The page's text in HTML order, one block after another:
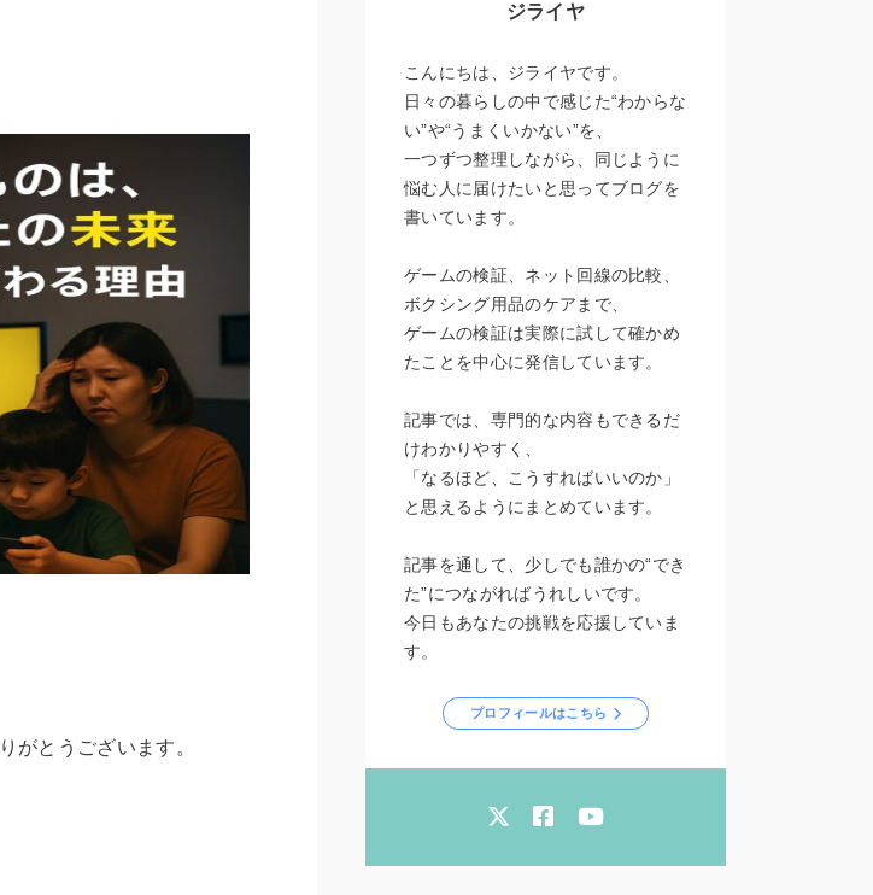
がとうございます。
ジライヤ
こんにちは、ジライヤです。
日々の暮らしの中で感じた“わからな
い”や“うまくいかない”を、
一つずつ整理しながら、同じように
悩む人に届けたいと思ってブログを
書いています。
ゲームの検証、ネット回線の比較、
ボクシング用品のケアまで、
ゲームの検証は実際に試して確かめ
たことを中心に発信しています。
記事では、専門的な内容もできるだ
けわかりやすく、
「なるほど、こうすればいいのか」
と思えるようにまとめています。
記事を通して、少しでも誰かの“でき
た”につながればうれしいです。
今日もあなたの挑戦を応援していま
す。
プロフィールはこちら